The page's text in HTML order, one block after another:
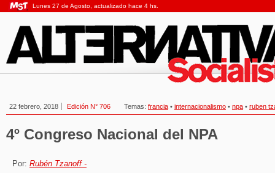
Lunes 27 de Agosto, actualizado hace 4 hs.
22 febrero, 2018 Edición N° 706 Temas: francia • internacionalismo • npa • ruben
4º Congreso Nacional del NPA
Por: Rubén Tzanoff -